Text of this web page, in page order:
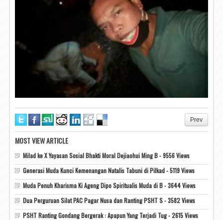
Prev
MOST VIEW ARTICLE
Milad ke X Yayasan Sosial Bhakti Moral Dejiaohui Ming B - 9556 Views
Generasi Muda Kunci Kemenangan Natalis Tabuni di Pilkad - 5119 Views
Muda Penuh Kharisma Ki Ageng Dipo Spiritualis Muda di B - 3644 Views
Dua Perguruan Silat PAC Pagar Nusa dan Ranting PSHT S - 3582 Views
PSHT Ranting Gondang Bergerak : Apapun Yang Terjadi Tug - 2615 Views